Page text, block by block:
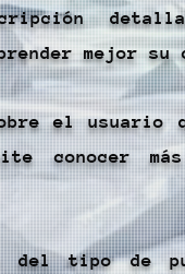
mejor su
el usuario
conocer
del tipo de